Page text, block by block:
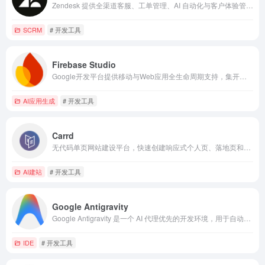
SCRM # 开发工具
Firebase Studio
AI应用生成 # 开发工具
Carrd
AI建站 # 开发工具
Google Antigravity
IDE # 开发工具